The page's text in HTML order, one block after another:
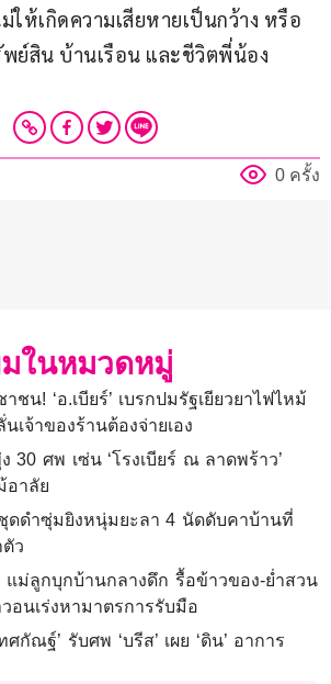
ห้เกิดความเสียหายเป็นกว้าง หรือ
ย์สิน บ้านเรือน และชีวิตพี่น้อง
0 ครั้ง
ในหมวดหมู่
ชน! ‘อ.เบียร์’ เบรกปมรัฐเยียวยาไฟไหม้
เจ้าของร้านต้องจ่ายเอง
30 ศพ เซ่น ‘โรงเบียร์ ณ ลาดพร้าว’
อาลัย
ดดำซุ่มยิงหนุ่มยะลา 4 นัดดับคาบ้านที่
ว
แม่ลูกบุกบ้านกลางดึก รื้อข้าวของ-ย่ำสวน
วอนเร่งหามาตรการรับมือ
กัณฐ์’ รับศพ ‘บรีส’ เผย ‘ดิน’ อาการ